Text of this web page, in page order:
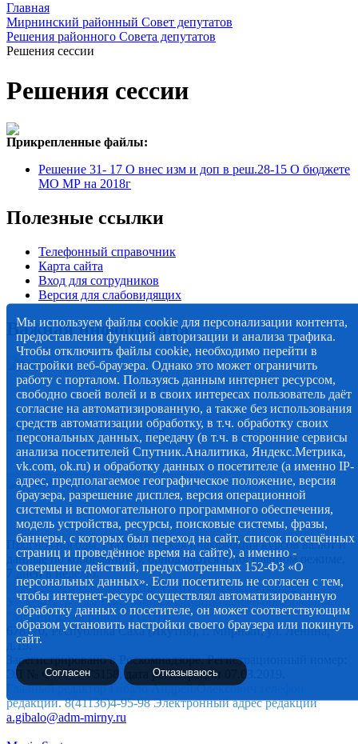
Главная
Мирнинский районный Совет депутатов
Решения районного Совета депутатов
Решения сессии
Решения сессии
Прикрепленные файлы:
Решение 31- 17 О внес изм и доп в реш.28-15 О бюджете
МО МР на 2018г
Полезные ссылки
Телефонный справочник
Карта сайта
Вход для сотрудников
Версия для слабовидящих
Важная информация
Прогноз погоды, статистическая информация курсов валют и
данные по коронавирусу, обновляются в постоянном режиме,
7 дней в неделю.
© 2012-2020 Наименование СМИ: алмазный-край.рф.
Учредитель Администрация муниципального образования
"Мирнинский район" РС (Я)
678170, Республика Саха (Якутия), г. Мирный, ул. Ленина,
д.19.
Зарегистрировано в Роскомнадзоре. Регистрационный номер:
ЭЛ № ФС 77 - 75158, дата регистрации 07.03.2019.
Главный редактор Гибало Андрей Олексович телефон
редакции. 8(41136)4-95-98 Электронный адрес редакции
a.gibalo@adm-mirny.ru
Мы используем файлы cookie для персонализации контента,
предоставления функций авторизации и анализа трафика.
Чтобы отключить файлы cookie, необходимо перейти в
настройки веб-браузера. Однако это может ограничить
работу с порталом. Пользуясь данным интернет ресурсом,
свободно своей волей и в своих интересах пользователь даёт
согласие на автоматизированную, а также без использования
средств автоматизации обработку, в т.ч. обработку своих
персональных данных, передачу (в т.ч. в сторонние сервисы
анализа посетителей Спутник.Аналитика, Яндекс.Метрика,
vk.com, ok.ru) и обработку данных о посетителе (а именно IP-
адрес, предполагаемое географическое положение, версия
браузера, разрешение дисплея, версия операционной
системы и вспомогательного программного обеспечения,
модель устройства, ресурсы, поисковые системы, фразы,
баннеры, с которых был переход на сайт, список посещённых
страниц и проведённое время на сайте), а именно -
совершение действий, предусмотренных 152-ФЗ «О
персональных данных». Если посетитель не согласен с тем,
чтобы интернет-ресурс осуществлял автоматизированную
обработку данных о посетителе, он может соответствующим
образом установить настройки своего браузера или покинуть
сайт.
Согласен Отказываюсь